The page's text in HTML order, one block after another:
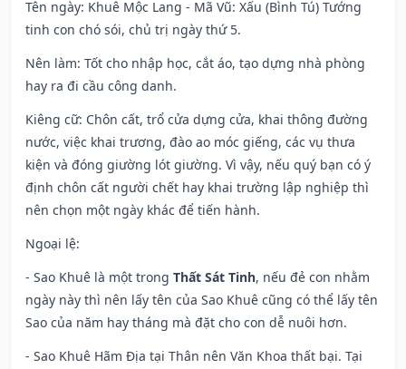
Tên ngày: Khuê Mộc Lang - Mã Vũ: Xấu (Bình Tú) Tướng
tinh con chó sói, chủ trị ngày thứ 5.
Nên làm: Tốt cho nhập học, cắt áo, tạo dựng nhà phòng
hay ra đi cầu công danh.
Kiêng cữ: Chôn cất, trổ cửa dựng cửa, khai thông đường
nước, việc khai trương, đào ao móc giếng, các vụ thưa
kiện và đóng giường lót giường. Vì vậy, nếu quý bạn có ý
định chôn cất người chết hay khai trường lập nghiệp thì
nên chọn một ngày khác để tiến hành.
Ngoại lệ:
- Sao Khuê là một trong Thất Sát Tinh, nếu đẻ con nhằm
ngày này thì nên lấy tên của Sao Khuê cũng có thể lấy tên
Sao của năm hay tháng mà đặt cho con dễ nuôi hơn.
- Sao Khuê Hãm Địa tại Thân nên Văn Khoa thất bại. Tại